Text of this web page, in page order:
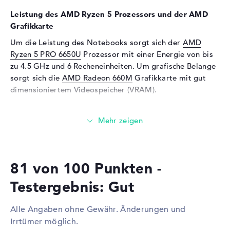
Tastatur
Tastatur
Netzwerk
Netzwerkkarte
Gigabit Ethernet
(10/100/1000)
WLAN
802.11a, 802.11ac, 802.11ax,
Bluetooth 5.1
3.2 - Typ C
Video
2 x DisplayPort über USB-C, 1
x HDMI 2.1
(Kopfhörer/Mikrofon)
Netzwerk
Leistung des AMD Ryzen 5 Prozessors und der AMD
Grafikkarte
Um die Leistung des Notebooks sorgt sich der AMD
Ryzen 5 PRO 6650U Prozessor mit einer Energie von bis
zu 4.5 GHz und 6 Recheneinheiten. Um grafische Belange
sorgt sich die AMD Radeon 660M Grafikkarte mit gut
dimensioniertem Videospeicher (VRAM).
21J5CTO1WWDEDE0?
Arbeitsspeicher eingebaut. Wer sein Notebook aufrüsten
Ergänzend ermöglicht das Lenovo ThinkPad P14s G3
eure Ordner.
81 von 100 Punkten -
Testergebnis: Gut
Alle Angaben ohne Gewähr. Änderungen und
Irrtümer möglich.